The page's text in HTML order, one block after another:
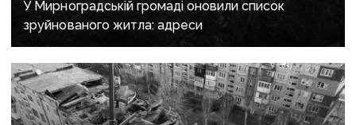
У Мирноградській громаді оновили список
зруйнованого житла: адреси